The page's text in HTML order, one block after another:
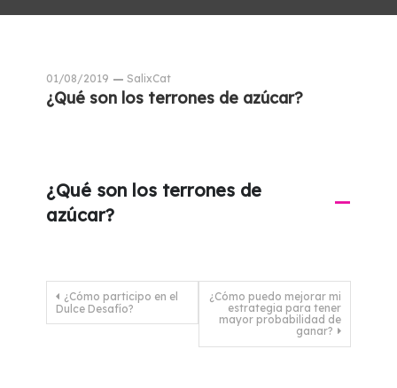
01/08/2019 SalixCat
¿Qué son los terrones de azúcar?
A
¿Qué son los terrones de
azúcar?
Navegación
de
¿Cómo participo en el
Dulce Desafío?
¿Cómo puedo mejorar mi
estrategia para tener
mayor probabilidad de
ganar?